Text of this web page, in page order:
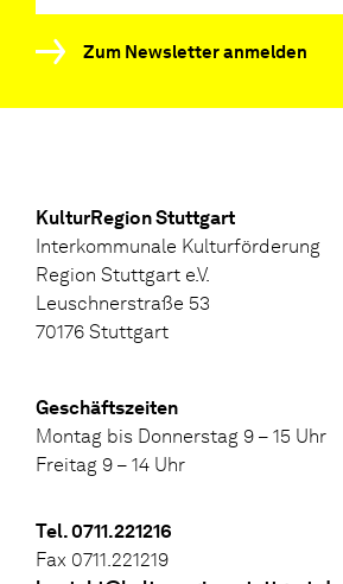
Zum Newsletter anmelden
KulturRegion Stuttgart
Interkommunale Kulturförderung
Region Stuttgart e.V.
Leuschnerstraße 53
70176 Stuttgart
Geschäftszeiten
Montag bis Donnerstag 9 – 15 Uhr
Freitag 9 – 14 Uhr
Tel. 0711.221216
Fax 0711.221219